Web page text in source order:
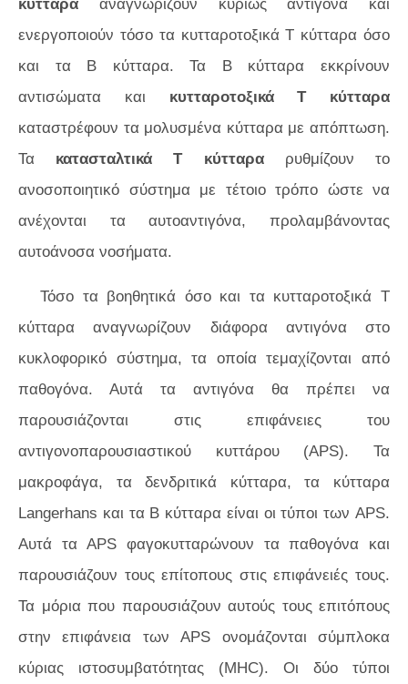
κύτταρα αναγνωρίζουν κυρίως αντιγόνα και
ενεργοποιούν τόσο τα κυτταροτοξικά Τ κύτταρα όσο
και τα Β κύτταρα. Τα Β κύτταρα εκκρίνουν
αντισώματα και κυτταροτοξικά Τ κύτταρα
καταστρέφουν τα μολυσμένα κύτταρα με απόπτωση.
Τα κατασταλτικά Τ κύτταραρυθμίζουν το
ανοσοποιητικό σύστημα με τέτοιο τρόπο ώστε να
ανέχονται τα αυτοαντιγόνα, προλαμβάνοντας
αυτοάνοσα νοσήματα.
Τόσο τα βοηθητικά όσο και τα κυτταροτοξικά Τ
κύτταρα αναγνωρίζουν διάφορα αντιγόνα στο
κυκλοφορικό σύστημα, τα οποία τεμαχίζονται από
παθογόνα. Αυτά τα αντιγόνα θα πρέπει να
παρουσιάζονται στις επιφάνειες του
αντιγονοπαρουσιαστικού κυττάρου (APS). Τα
μακροφάγα, τα δενδριτικά κύτταρα, τα κύτταρα
Langerhans και τα Β κύτταρα είναι οι τύποι των APS.
Αυτά τα APS φαγοκυτταρώνουν τα παθογόνα και
παρουσιάζουν τους επίτοπους στις επιφάνειές τους.
Τα μόρια που παρουσιάζουν αυτούς τους επιτόπους
στην επιφάνεια των APS ονομάζονται σύμπλοκα
κύριας ιστοσυμβατότητας (MHC). Οι δύο τύποι